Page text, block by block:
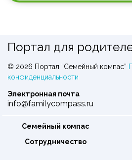
© 2026 Портал “Семейный компас”
конфиденциальности
Электронная почта
info@familycompass.ru
Портал для
Семейный компас
Сотрудничество